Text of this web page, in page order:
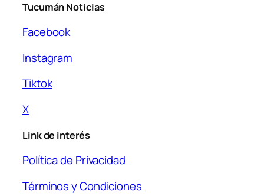
Tucumán Noticias
Facebook
Instagram
Tiktok
X
Link de interés
Política de Privacidad
Términos y Condiciones